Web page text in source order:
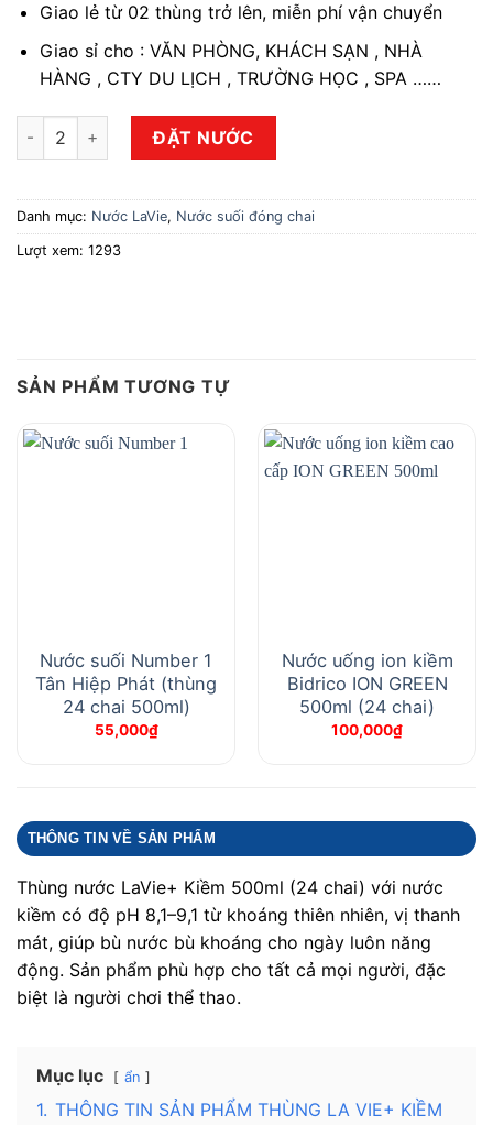
Giao lẻ từ 02 thùng trở lên, miễn phí vận chuyển
Giao sỉ cho : VĂN PHÒNG, KHÁCH SẠN , NHÀ
HÀNG , CTY DU LỊCH , TRƯỜNG HỌC , SPA ……
Nước LaVie+ Kiềm 500ml (Thùng 24 chai) số lượng
ĐẶT NƯỚC
Danh mục: Nước LaVie, Nước suối đóng chai
Lượt xem: 1293
SẢN PHẨM TƯƠNG TỰ
Nước suối Number 1
Tân Hiệp Phát (thùng
24 chai 500ml)
55,000₫
Nước uống ion kiềm
Bidrico ION GREEN
500ml (24 chai)
100,000₫
THÔNG TIN VỀ SẢN PHẨM
Thùng nước LaVie+ Kiềm 500ml (24 chai) với nước
kiềm có độ pH 8,1–9,1 từ khoáng thiên nhiên, vị thanh
mát, giúp bù nước bù khoáng cho ngày luôn năng
động. Sản phẩm phù hợp cho tất cả mọi người, đặc
biệt là người chơi thể thao.
Mục lục ẩn
1. THÔNG TIN SẢN PHẨM THÙNG LA VIE+ KIỀM